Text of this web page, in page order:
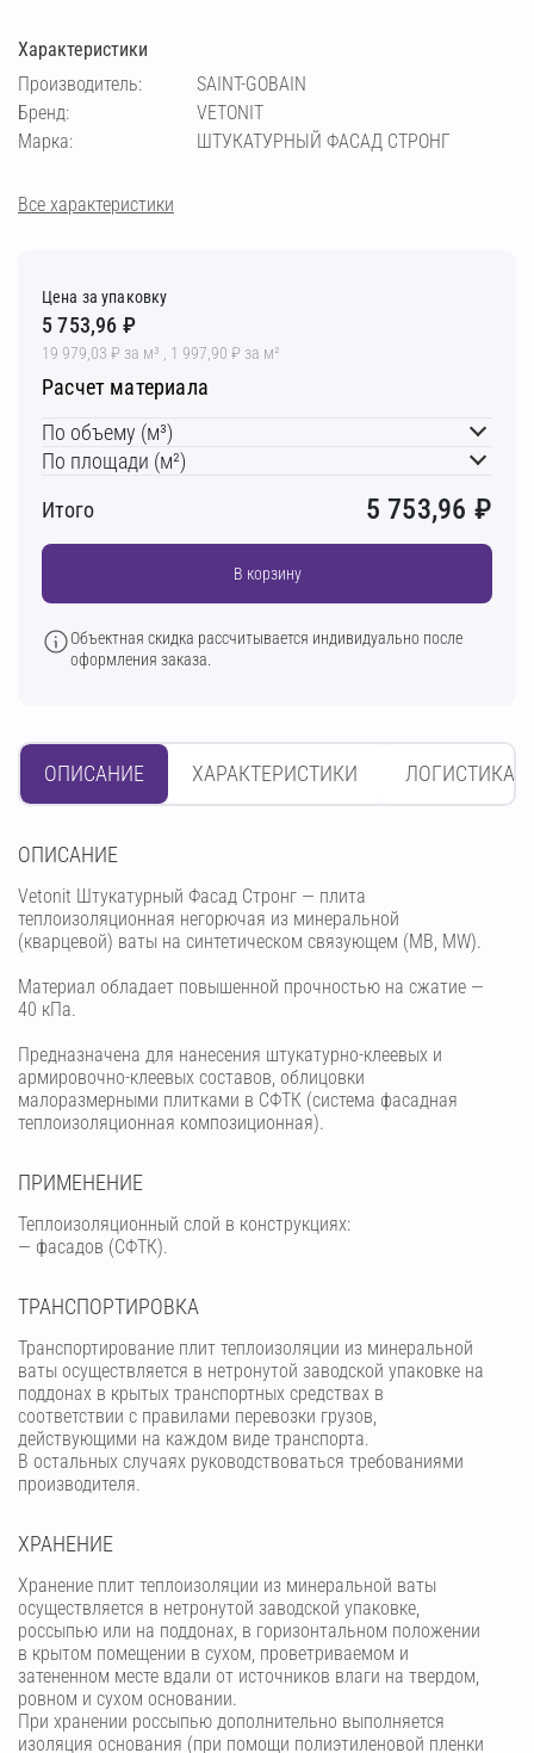
Характеристики
Производитель:
SAINT-GOBAIN
Бренд:
VETONIT
Марка:
ШТУКАТУРНЫЙ ФАСАД СТРОНГ
Все характеристики
Цена за упаковку
5 753,96 ₽
19 979,03 ₽ за м³ , 1 997,90 ₽ за м²
Расчет материала
По объему (м³)
По площади (м²)
Итого
5 753,96 ₽
В корзину
Объектная скидка рассчитывается индивидуально после
оформления заказа.
ОПИСАНИЕ ХАРАКТЕРИСТИКИ ЛОГИСТИКА
OПИСАНИЕ
Vetonit Штукатурный Фасад Стронг — плита
теплоизоляционная негорючая из минеральной
(кварцевой) ваты на синтетическом связующем (МВ, MW).
Материал обладает повышенной прочностью на сжатие —
40 кПа.
Предназначена для нанесения штукатурно-клеевых и
армировочно-клеевых составов, облицовки
малоразмерными плитками в СФТК (система фасадная
теплоизоляционная композиционная).
ПРИМЕНЕНИЕ
Теплоизоляционный слой в конструкциях:
— фасадов (СФТК).
ТРАНСПОРТИРОВКА
Транспортирование плит теплоизоляции из минеральной
ваты осуществляется в нетронутой заводской упаковке на
поддонах в крытых транспортных средствах в
соответствии с правилами перевозки грузов,
действующими на каждом виде транспорта.
В остальных случаях руководствоваться требованиями
производителя.
ХРАНЕНИЕ
Хранение плит теплоизоляции из минеральной ваты
осуществляется в нетронутой заводской упаковке,
россыпью или на поддонах, в горизонтальном положении
в крытом помещении в сухом, проветриваемом и
затененном месте вдали от источников влаги на твердом,
ровном и сухом основании.
При хранении россыпью дополнительно выполняется
изоляция основания (при помощи полиэтиленовой пленки